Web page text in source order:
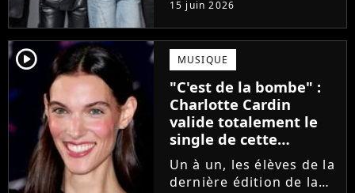
son premier album,
Anisha Jo, gagnante de
la Star Academy 2022, a
vu beaucoup de portes
se fermer. Sur
Instagram, elle...
15 juin 2026
player2 MUSIQUE
"C'est de la bombe" :
Charlotte Cardin
valide totalement le
single de cette
ancienne élève de la
Star Academy
Un à un, les élèves de la
dernière édition de la